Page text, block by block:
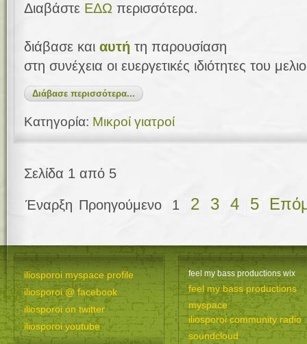
Διαβάστε EΔΩ περισσότερα.
διάβασε και αυτή τη παρουσίαση
στη συνέχεια οι ευεργετικές ιδιότητες του
Διάβασε περισσότερα...
Κατηγορία: Μικροί γιατροί
Σελίδα 1 από 5
Έναρξη Προηγούμενο 1 2 3 4 5
iliosporoi myspace profile
iliosporoi @ facebook
iliosporoi on twitter
iliosporoi youtube
feel my bass productions wix
feel my bass productions
myspace
iliosporoi community radio
soundcloud